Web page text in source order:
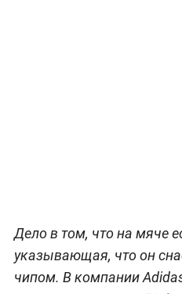
Дело в том, что на мяче
указывающая, что он
чипом. В компании